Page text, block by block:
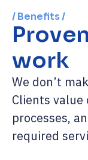
/ Benefits /
work
We don’t
Clients
processes,
required